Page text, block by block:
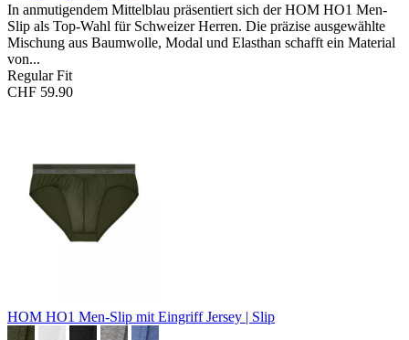
In anmutigendem Mittelblau präsentiert sich der HOM HO1 Men-
Slip als Top-Wahl für Schweizer Herren. Die präzise ausgewählte
Mischung aus Baumwolle, Modal und Elasthan schafft ein Material
von...
Regular Fit
CHF 59.90
HOM HO1 Men-Slip mit EingriffJersey | Slip